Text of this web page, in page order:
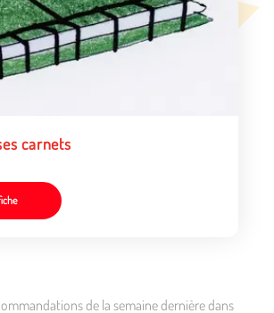
carnets
de la semaine dernière dans